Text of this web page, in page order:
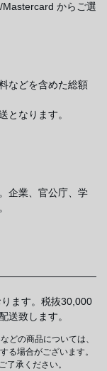
Mastercard からご選
などを含めた総額
となります。
企業、官公庁、学
ます。税抜30,000
送致します。
どの商品については、
る場合がございます。
了承ください。